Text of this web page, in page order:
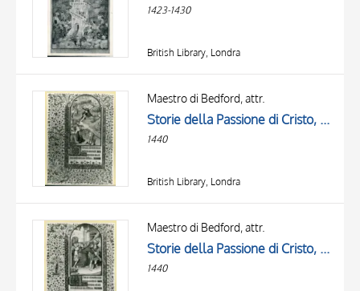
1423-1430
British Library, Londra
Maestro di Bedford, attr.
Storie della Passione di Cristo, Crocifissione di Cristo, Iniziale D, Iniziale E, Iniziale decorata, Cornice con motivi decorativi fitomorfi
1440
British Library, Londra
Maestro di Bedford, attr.
Storie della Passione di Cristo, Cristo caricato della croce, Iniziale D, Iniziale decorata, Cornice con motivi decorativi fitomorfi
1440